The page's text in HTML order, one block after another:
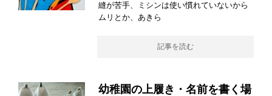
縫が苦手、ミシンは使い慣れていないから
ムリとか、あきら
記事を読む
幼稚園の上履き・名前を書く場